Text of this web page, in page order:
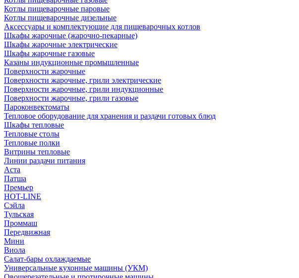
Котлы пищеварочные паровые
Котлы пищеварочные дизельные
Аксессуары и комплектующие для пищеварочных котлов
Шкафы жарочные (жарочно-пекарные)
Шкафы жарочные электрические
Шкафы жарочные газовые
Казаны индукционные промышленные
Поверхности жарочные
Поверхности жарочные, грили электрические
Поверхности жарочные, грили индукционные
Поверхности жарочные, грили газовые
Пароконвектоматы
Тепловое оборудование для хранения и раздачи готовых блюд
Шкафы тепловые
Тепловые столы
Тепловые полки
Витрины тепловые
Линии раздачи питания
Аста
Патша
Премьер
HOT-LINE
Сэйла
Тульская
Проммаш
Передвижная
Мини
Виола
Салат-бары охлаждаемые
Универсальные кухонные машины (УКМ)